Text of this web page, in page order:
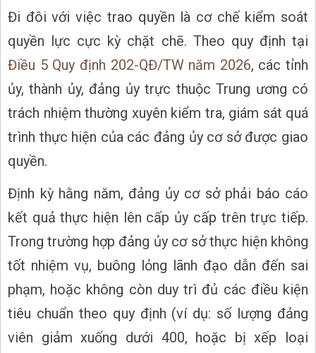
Đi đôi với việc trao quyền là cơ chế kiểm soát
quyền lực cực kỳ chặt chẽ. Theo quy định tại
Điều 5 Quy định 202-QĐ/TW năm 2026, các tỉnh
ủy, thành ủy, đảng ủy trực thuộc Trung ương có
trách nhiệm thường xuyên kiểm tra, giám sát quá
trình thực hiện của các đảng ủy cơ sở được giao
quyền.
Định kỳ hằng năm, đảng ủy cơ sở phải báo cáo
kết quả thực hiện lên cấp ủy cấp trên trực tiếp.
Trong trường hợp đảng ủy cơ sở thực hiện không
tốt nhiệm vụ, buông lỏng lãnh đạo dẫn đến sai
phạm, hoặc không còn duy trì đủ các điều kiện
tiêu chuẩn theo quy định (ví dụ: số lượng đảng
viên giảm xuống dưới 400, hoặc bị xếp loại